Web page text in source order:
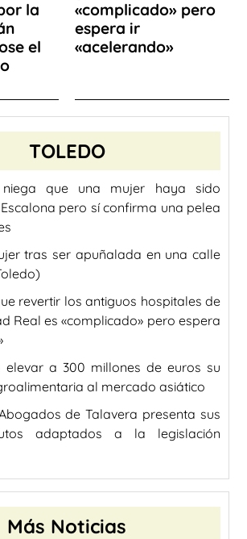
la
el
«complicado» pero
espera ir
«acelerando»
TOLEDO
niega que una mujer haya sido
pero sí confirma una pelea
tras ser apuñalada en una calle
revertir los antiguos hospitales de
Real es «complicado» pero espera
elevar a 300 millones de euros su
al mercado asiático
de Talavera presenta sus
adaptados a la legislación
Más Noticias